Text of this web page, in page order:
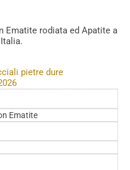
Ematite rodiata ed Apatite a
pietre dure
Ematite